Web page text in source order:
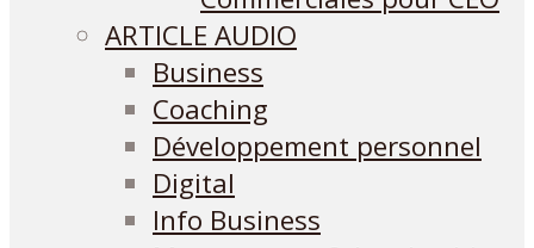
ARTICLE AUDIO
Business
Coaching
Développement personnel
Digital
Info Business